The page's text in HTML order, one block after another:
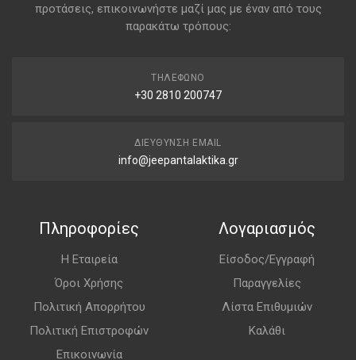
προτάσεις, επικοινωνήστε μαζί μας με έναν από τους
παρακάτω τρόπους:
ΤΗΛΈΦΩΝΟ
+30 2810 200747
ΔΙΕΎΘΥΝΣΗ EMAIL
info@jeepantalaktika.gr
Πληροφορίες
Η Εταιρεία
Όροι Χρήσης
Πολιτική Απορρήτου
Πολιτική Επιστροφών
Επικοινωνία
Λογαριασμός
Είσοδος/Εγγραφή
Παραγγελίες
Λίστα Επιθυμιών
Καλάθι